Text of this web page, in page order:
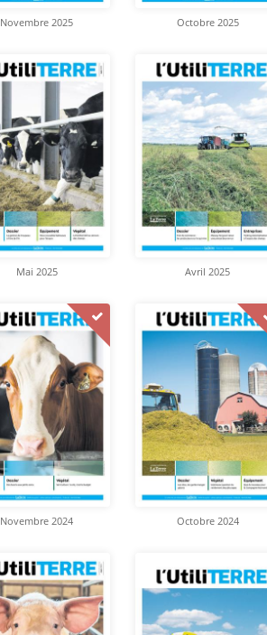
Novembre 2025 Octobre 2025
Mai 2025 Avril 2025
Novembre 2024 Octobre 2024